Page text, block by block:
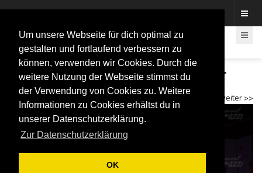
Um unsere Webseite für dich optimal zu
gestalten und fortlaufend verbessern zu
können, verwenden wir Cookies. Durch die
weitere Nutzung der Webseite stimmst du
der Verwendung von Cookies zu. Weitere
Informationen zu Cookies erhältst du in
unserer Datenschutzerklärung.
Zur Datenschutzerklärung
OK
Fotos rund um den Fastelovend
Proklamation Christoph II. und Bonna Nadine I.
2023
weiter >>
<< zurück